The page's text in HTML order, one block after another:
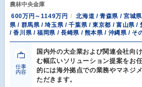
農林中央金庫
600万円～1149万円
北海道 / 青森県 / 宮城
県 / 群馬県 / 埼玉県 / 千葉県 / 東京都 / 富山県 /
/ 香川県 / 福岡県 / 長崎県 / 熊本県 / 沖縄県 / そ
仕事
内容
国内外の大企業および関連会社向
む幅広いソリューション提案をお
的には海外拠点での業務やマネジ
ただきます。